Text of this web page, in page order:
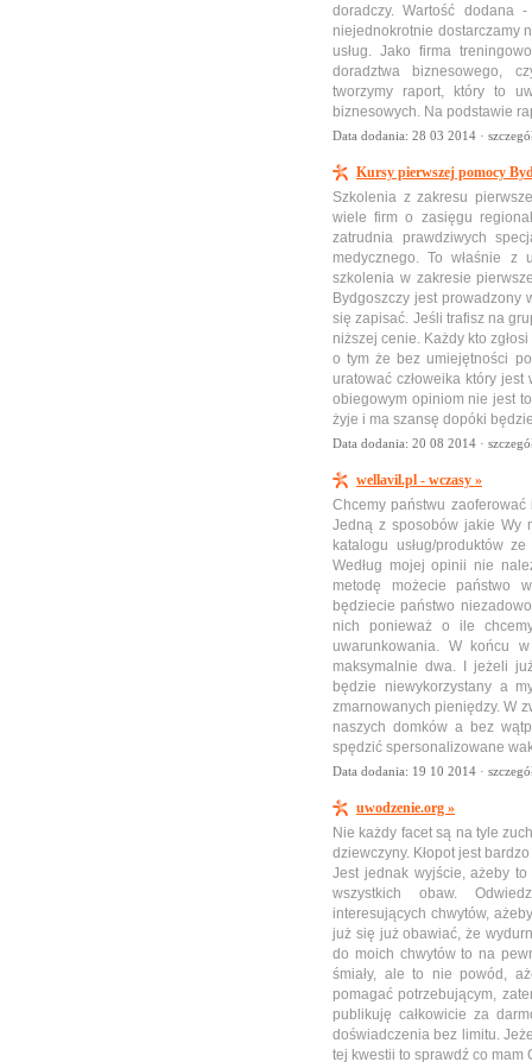
doradczy. Wartość dodana
niejednokrotnie dostarczamy
usług. Jako firma
doradztwa biznesowego,
tworzymy raport, który to
biznesowych. Na podstawie
Data dodania: 28 03 2014 ·
Kursy pierwszej pomocy
Szkolenia z zakresu
wiele firm o zasięgu
zatrudnia prawdziwych
medycznego. To właśnie z
szkolenia w zakresie
Bydgoszczy jest prowadzony
się zapisać. Jeśli trafisz na
niższej cenie. Każdy kto
o tym że bez umiejętności
uratować człoweika który
obiegowym opiniom nie jest
żyje i ma szansę dopóki
Data dodania: 20 08 2014 ·
wellavil.pl - wczasy »
Chcemy państwu
Jedną z sposobów jakie Wy
katalogu usług/produktów
Według mojej opinii nie
metodę możecie państwo
będziecie państwo
nich ponieważ o ile
uwarunkowania. W końcu
maksymalnie dwa. I jeżeli
będzie niewykorzystany a
zmarnowanych pieniędzy. W
naszych domków a bez
spędzić spersonalizowane
Data dodania: 19 10 2014 ·
uwodzenie.org »
Nie każdy facet są na tyle
dziewczyny. Kłopot jest
Jest jednak wyjście, ażeby
wszystkich obaw.
interesujących chwytów,
już się już obawiać, że
do moich chwytów to na
śmiały, ale to nie powód,
pomagać potrzebującym,
publikuję całkowicie za
doświadczenia bez limitu.
tej kwestii to sprawdź co mam